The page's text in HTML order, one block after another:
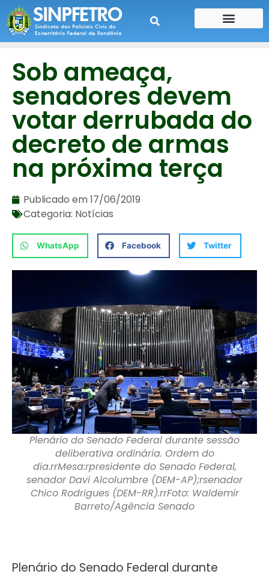
Sob ameaça,
senadores devem
votar derrubada do
decreto de armas
na próxima terça
Publicado em17/06/2019
Categoria: Notícias
WhatsApp Facebook Twitter
Plenário do Senado Federal durante sessão
deliberativa ordinária. Ordem do
dia.rrMesa:rpresidente do Senado Federal,
senador Davi Alcolumbre (DEM-AP);rsenador
Chico Rodrigues (DEM-RR).rrFoto: Waldemir
Barreto/Agência Senado
Plenário do Senado Federal durante